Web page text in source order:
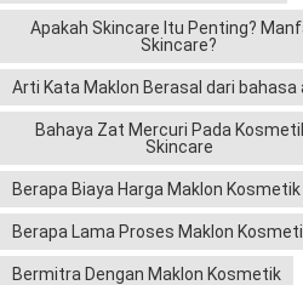
Apakah Skincare Itu Penting?
Skincare?
Arti Kata Maklon Berasal dari bahasa
Bahaya Zat Mercuri Pada
Skincare
Berapa Biaya Harga Maklon Kosmetik
Berapa Lama Proses Maklon
Bermitra Dengan Maklon Kosmetik